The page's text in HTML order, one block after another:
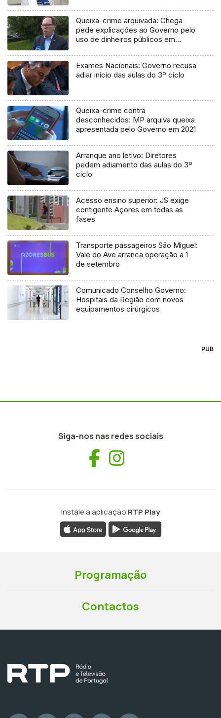
Queixa-crime arquivada: Chega
pede explicações ao Governo pelo
uso de dinheiros públicos em
Exames Nacionais: Governo recusa
adiar início das aulas do 3º ciclo
Queixa-crime contra
desconhecidos: MP arquiva queixa
apresentada pelo Governo em 2021
Arranque ano letivo: Diretores
pedem adiamento das aulas do 3º
ciclo
Acesso ensino superior: JS exige
contigente Açores em todas as
fases
Transporte passageiros São Miguel:
Vale do Ave arranca operação a 1
de setembro
Comunicado Conselho Governo:
Hospitais da Região com novos
equipamentos cirúrgicos
PUB
Siga-nos nas redes sociais
Facebook
Instale a aplicação RTP Play
Programação
Contactos